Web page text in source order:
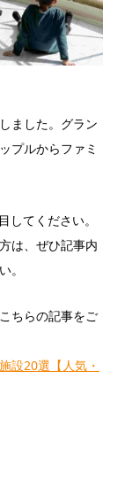
ました。グラン
プルからファミ
してください。
は、ぜひ記事内
。
ちらの記事をご
設20選【人気・